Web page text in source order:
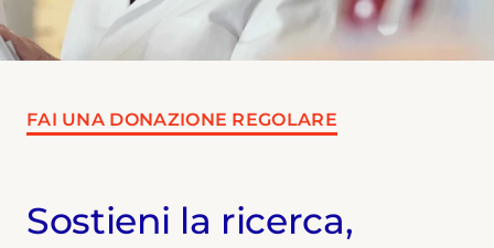
FAI UNA DONAZIONE REGOLARE
Sostieni la ricerca,